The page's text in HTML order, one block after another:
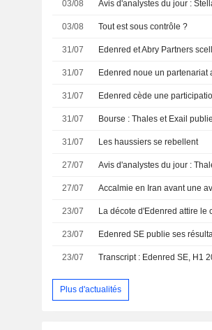
03/08
03/08 Tout est sous contrôle ?
31/07
31/07
31/07
31/07 Bourse : Thales et Exail
31/07 Les haussiers se rebellent
27/07 Avis d'analystes du jour :
27/07 Accalmie en Iran avant une
23/07
23/07 Edenred SE publie ses
23/07 Transcript : Edenred SE, H1
Plus d'actualités